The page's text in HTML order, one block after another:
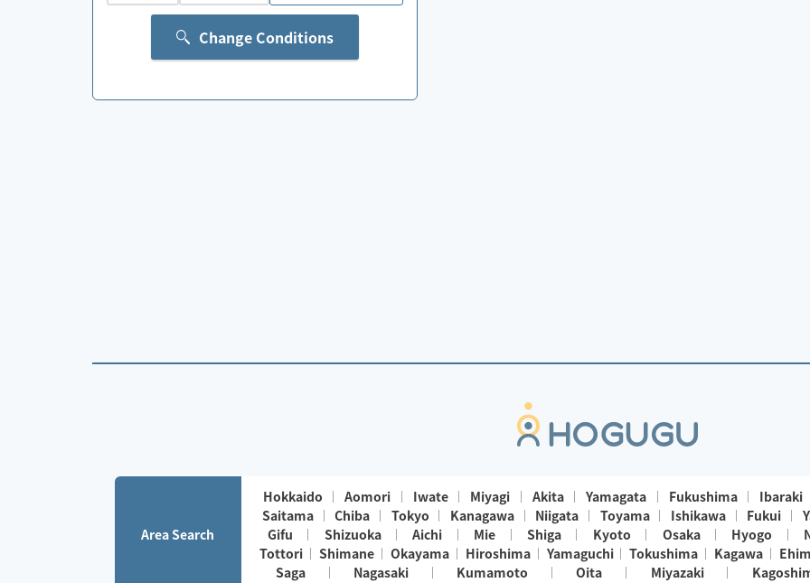
Change Conditions
Area Search
Hokkaido Aomori Iwate Miyagi Akita Yamagata Fukushima Ibaraki
Saitama
Chiba Tokyo Kanagawa Niigata Toyama Ishikawa Fukui
Gifu
Shizuoka Aichi Mie Shiga Kyoto Osaka Hyogo
Tottori
Shimane Okayama Hiroshima Yamaguchi Tokushima Kagawa
Saga
Nagasaki Kumamoto Oita Miyazaki